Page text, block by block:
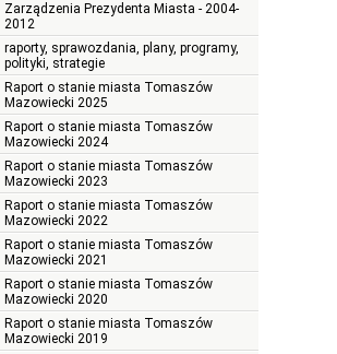
Zarządzenia Prezydenta Miasta - 2004-
2012
raporty, sprawozdania, plany, programy,
polityki, strategie
Raport o stanie miasta Tomaszów
Mazowiecki 2025
Raport o stanie miasta Tomaszów
Mazowiecki 2024
Raport o stanie miasta Tomaszów
Mazowiecki 2023
Raport o stanie miasta Tomaszów
Mazowiecki 2022
Raport o stanie miasta Tomaszów
Mazowiecki 2021
Raport o stanie miasta Tomaszów
Mazowiecki 2020
Raport o stanie miasta Tomaszów
Mazowiecki 2019